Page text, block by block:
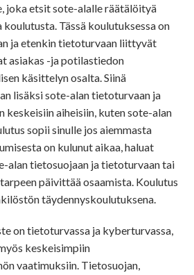
joka etsit sote-alalle räätälöityä
Tässä koulutuksessa on
ja etenkin tietoturvaan liittyvät
asiakas -ja potilastiedon
käsittelyn osalta. Siinä
lisäksi sote-alan tietoturvaan ja
aiheisiin, kuten sote-alan
sopii sinulle jos aiemmasta
on kulunut aikaa, haluat
alan tietosuojaan ja tietoturvaan tai
päivittää osaamista. Koulutus
täydennyskoulutuksena.
on tietoturvassa ja kyberturvassa,
keskeisimpiin
vaatimuksiin. Tietosuojan,